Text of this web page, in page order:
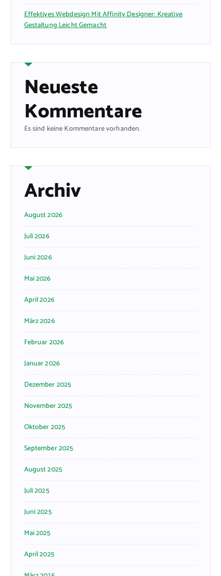
Effektives Webdesign Mit Affinity Designer: Kreative
Gestaltung Leicht Gemacht
Neueste
Kommentare
Es sind keine Kommentare vorhanden.
Archiv
August 2026
Juli 2026
Juni 2026
Mai 2026
April 2026
März 2026
Februar 2026
Januar 2026
Dezember 2025
November 2025
Oktober 2025
September 2025
August 2025
Juli 2025
Juni 2025
Mai 2025
April 2025